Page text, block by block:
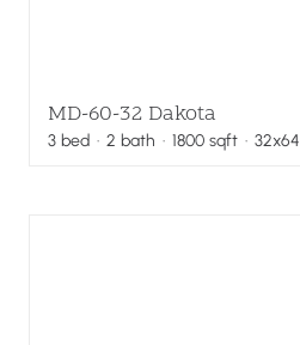
MD-60-32 Dakota
3 bed · 2 bath · 1800 sqft· 32x64